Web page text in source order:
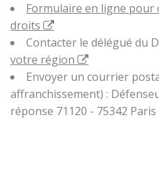
Formulaire en ligne pour
droits
Contacter le délégué du
votre région
Envoyer un courrier
affranchissement) :
réponse 71120 - 75342 Paris